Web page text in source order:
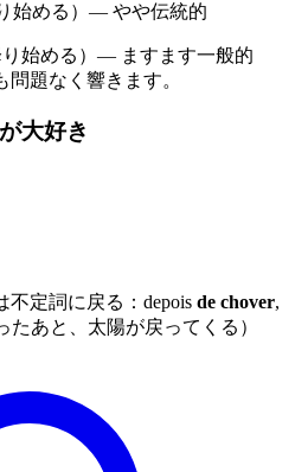
始める）— やや伝統的
り始める）— ますます一般的
題なく響きます。
大好き
不定詞に戻る：depois de chover,
たあと、太陽が戻ってくる）